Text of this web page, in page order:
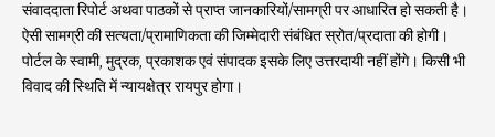
संवाददाता रिपोर्ट अथवा पाठकों से प्राप्त जानकारियों/सामग्री पर आधारित हो सकती है।
ऐसी सामग्री की सत्यता/प्रामाणिकता की जिम्मेदारी संबंधित स्रोत/प्रदाता की होगी।
पोर्टल के स्वामी, मुद्रक, प्रकाशक एवं संपादक इसके लिए उत्तरदायी नहीं होंगे। किसी भी
विवाद की स्थिति में न्यायक्षेत्र रायपुर होगा।